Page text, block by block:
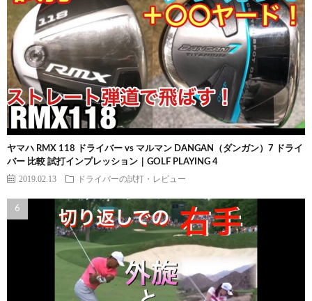
ヤマハ RMX 118 ドライバー vs マルマン DANGAN（ダンガン）7 ドライ
バー 比較 試打インプレッション｜GOLF PLAYING 4
2019.02.13 ドライバーの試打・レビュー